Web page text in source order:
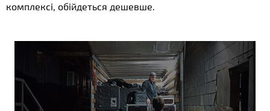
комплексі, обійдеться дешевше.